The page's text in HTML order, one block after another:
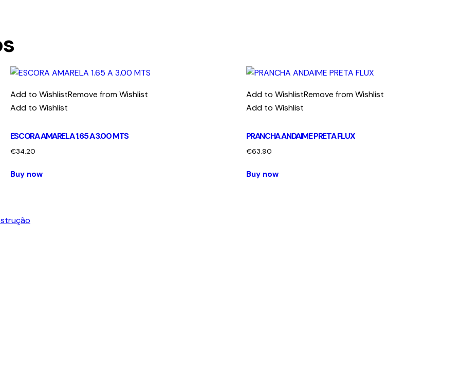
Add to WishlistRemove from Wishlist
Add to Wishlist
ESCORA AMARELA 1.65 A 3.00 MTS
€34.20
Buy now
Add to WishlistRemove from Wishlist
Add to Wishlist
PRANCHA ANDAIME PRETA FLUX
€63.90
Buy now